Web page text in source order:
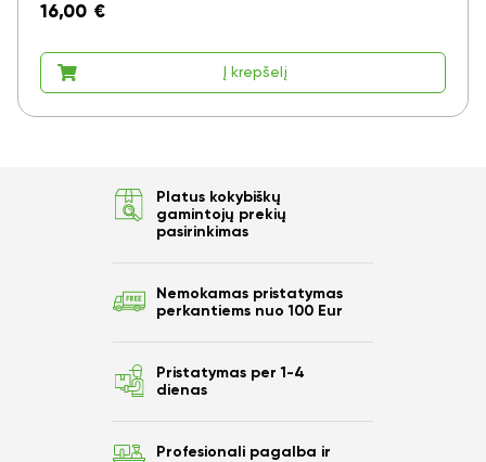
16,00 €
Į krepšelį
Platus kokybiškų
gamintojų prekių
pasirinkimas
Nemokamas pristatymas
perkantiems nuo 100 Eur
Pristatymas per 1-4
dienas
Profesionali pagalba ir